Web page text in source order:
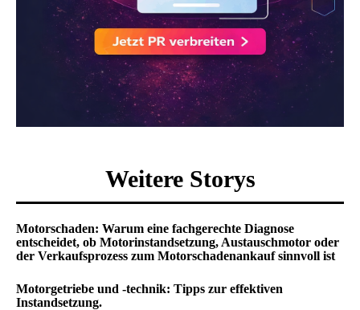
Weitere Storys
Motorschaden: Warum eine fachgerechte Diagnose
entscheidet, ob Motorinstandsetzung, Austauschmotor oder
der Verkaufsprozess zum Motorschadenankauf sinnvoll ist
Motorgetriebe und -technik: Tipps zur effektiven
Instandsetzung.